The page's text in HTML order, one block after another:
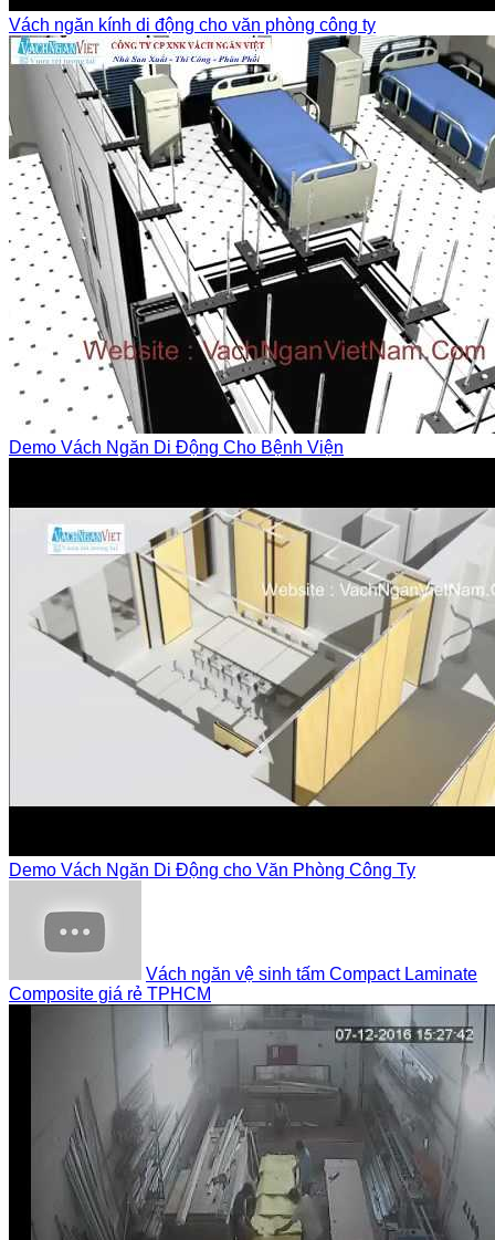
Vách ngăn kính di động cho văn phòng công ty
Demo Vách Ngăn Di Động Cho Bệnh Viện
Demo Vách Ngăn Di Động cho Văn Phòng Công Ty
Vách ngăn vệ sinh tấm Compact Laminate
Composite giá rẻ TPHCM